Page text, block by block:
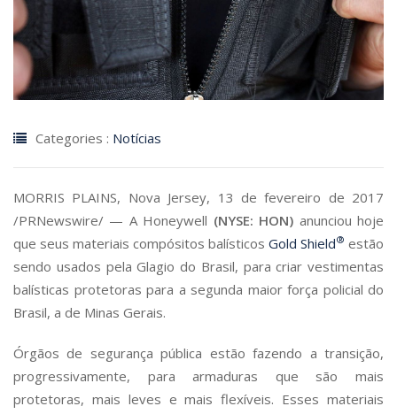
Categories : Notícias
MORRIS PLAINS, Nova Jersey, 13 de fevereiro de 2017
/PRNewswire/ — A Honeywell (NYSE: HON) anunciou hoje
que seus materiais compósitos balísticos Gold Shield® estão
sendo usados pela Glagio do Brasil, para criar vestimentas
balísticas protetoras para a segunda maior força policial do
Brasil, a de Minas Gerais.
Órgãos de segurança pública estão fazendo a transição,
progressivamente, para armaduras que são mais
protetoras, mais leves e mais flexíveis. Esses materiais